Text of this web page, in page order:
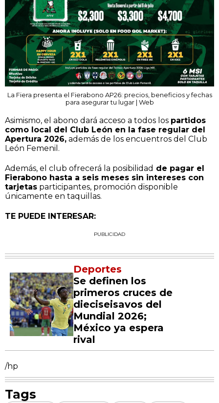
La Fiera presenta el Fierabono AP26: precios, beneficios y fechas
para asegurar tu lugar | Web
Asimismo, el abono dará acceso a todos los partidos
como local del Club León en la fase regular del
Apertura 2026, además de los encuentros del Club
León Femenil.
Además, el club ofrecerá la posibilidad de pagar el
Fierabono hasta a seis meses sin intereses con
tarjetas participantes, promoción disponible
únicamente en taquillas.
TE PUEDE INTERESAR:
PUBLICIDAD
Deportes
Se definen los
primeros cruces de
dieciseisavos del
Mundial 2026;
México ya espera
rival
/hp
Tags